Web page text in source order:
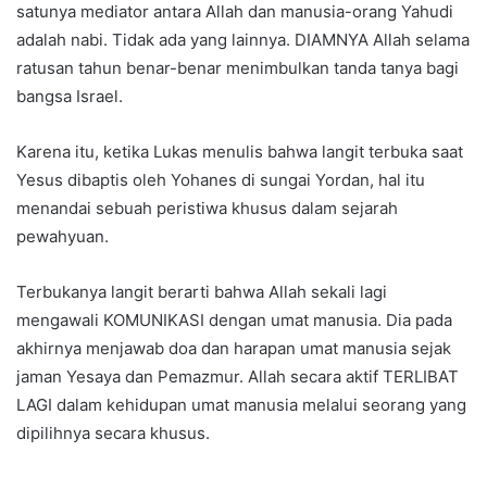
satunya mediator antara Allah dan manusia-orang Yahudi
adalah nabi. Tidak ada yang lainnya. DIAMNYA Allah selama
ratusan tahun benar-benar menimbulkan tanda tanya bagi
bangsa Israel.
Karena itu, ketika Lukas menulis bahwa langit terbuka saat
Yesus dibaptis oleh Yohanes di sungai Yordan, hal itu
menandai sebuah peristiwa khusus dalam sejarah
pewahyuan.
Terbukanya langit berarti bahwa Allah sekali lagi
mengawali KOMUNIKASI dengan umat manusia. Dia pada
akhirnya menjawab doa dan harapan umat manusia sejak
jaman Yesaya dan Pemazmur. Allah secara aktif TERLIBAT
LAGI dalam kehidupan umat manusia melalui seorang yang
dipilihnya secara khusus.